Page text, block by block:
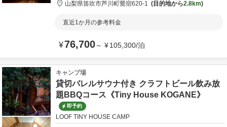
山梨県笛吹市芦川町鶯宿620-1 目的地から2.8km
直近1か月の参考料金
¥76,700～ ¥105,300/泊
キャンプ場
貸切バレルサウナ付き クラフトビール飲み放
題BBQコース《Tiny House KOGANE》
即予約
LOOF TINY HOUSE CAMP